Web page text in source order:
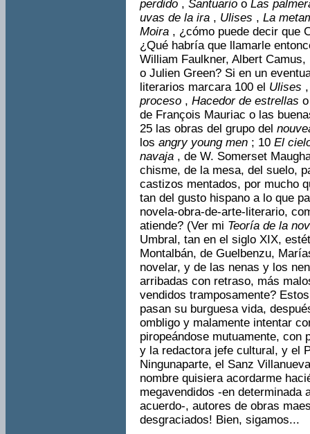
perdido , Santuario o Las
uvas de la ira , Ulises , La
Moira , ¿cómo puede decir que
¿Qué habría que llamarle
William Faulkner, Albert
o Julien Green? Si en un
litera­rios marcara 100 el Ulises
proce­so , Hacedor de estrellas
de François Mauriac o las
25 las obras del grupo del
los angry young men ; 10 El
navaja , de W. Somerset
chisme, de la mesa, del suelo,
castizos mentados, por mucho
tan del gusto hispano a lo que
novela-obra-de-arte-literario,
atiende? (Ver mi Teoría de la
Umbral, tan en el siglo XIX,
Montalbán, de Guelbenzu,
novelar, y de las nenas y los
arribadas con retraso, más
vendidos tramposamente?
pasan su burguesa vida,
ombligo y malamente intentar
piropeándose mutuamente, con
y la redactora jefe cultural, y el
Ningunaparte, el Sanz
nombre quisiera acordarme
megavendidos -en determinada
acuerdo-, autores de obras
desgraciados! Bien, sigamos...